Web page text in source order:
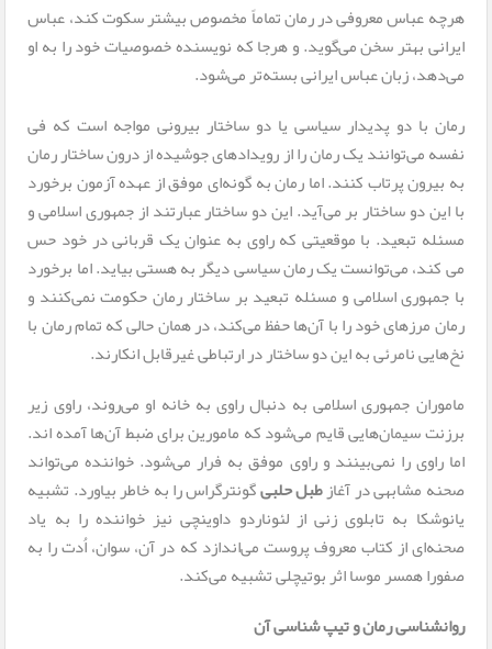
هرچه عباس معروفی در رمان تماماً مخصوص بیشتر سکوت کند، عباس
ایرانی بهتر سخن می‌گوید. و هرجا که نویسنده خصوصیات خود را به او
می‌دهد، زبان عباس ایرانی بسته‌تر می‌شود.
رمان با دو پدیدار سیاسی یا دو ساختار بیرونی مواجه است که فی
نفسه می‌توانند یک رمان را از رویدادهای جوشیده از درون ساختار رمان
به بیرون پرتاب کنند. اما رمان به گونه‌ای موفق از عهده‌ آزمون برخورد
با این دو ساختار بر می‌آید. این دو ساختار عبارتند از جمهوری اسلامی و
مسئله تبعید. با موقعیتی که راوی به عنوان یک قربانی در خود حس
می کند، می‌توانست یک رمان سیاسی دیگر به هستی بیاید. اما برخورد
با جمهوری اسلامی و مسئله‌ تبعید بر ساختار رمان حکومت نمی‌کنند و
رمان مرزهای خود را با آن‌ها حفظ می‌کند، در همان حالی که تمام رمان با
نخ‌هایی نامرئی به این دو ساختار در ارتباطی غیرقابل انکارند.
ماموران جمهوری اسلامی به دنبال راوی به خانه او می‌روند، راوی زیر
برزنت سیمان‌هایی قایم می‌شود که مامورین برای ضبط آن‌ها آمده اند.
اما راوی را نمی‌بینند و راوی موفق به فرار می‌شود. خواننده می‌تواند
صحنه مشابهی در آغازطبل حلبیگونترگراس را به خاطر بیاورد. تشبیه
یانوشکا به تابلوی زنی از لئوناردو داوینچی نیز خواننده را به یاد
صحنه‌ای از کتاب معروف پروست می‌اندازد که در آن، سوان، اُدت را به
صفورا همسر موسا اثر بوتیچلی تشبیه می‌کند.
روانشناسی رمان و تیپ شناسی آن